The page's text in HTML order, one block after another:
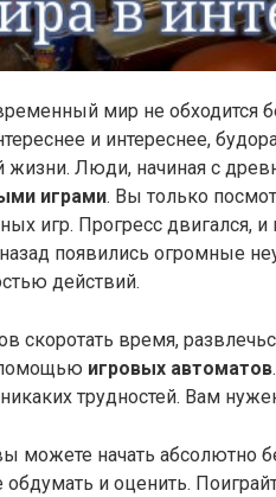
мир не обходится
и интереснее,
жизни. Люди, начиная с
играми. Вы только
игр. Прогресс
назад появились огромные
действий.
скоротать время,
игровых автоматов
трудностей. Вам
можете начать абсолютно
и оценить.